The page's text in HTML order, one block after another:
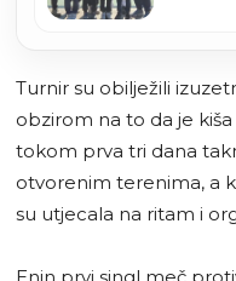
Turnir su obilježili
obzirom na to da je
tokom prva tri dana
otvorenim terenima, a
su utjecala na ritam i